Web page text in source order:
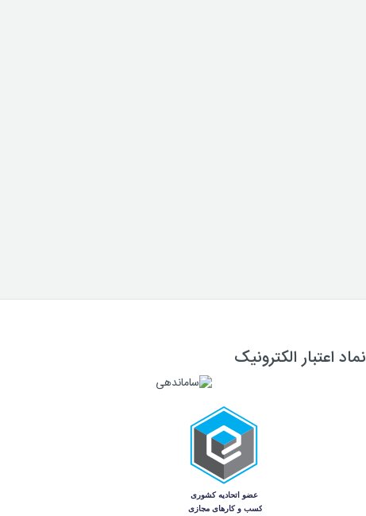
نماد اعتبار الکترونیک